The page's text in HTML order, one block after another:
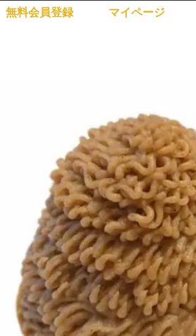
無料会員登録 マイページ